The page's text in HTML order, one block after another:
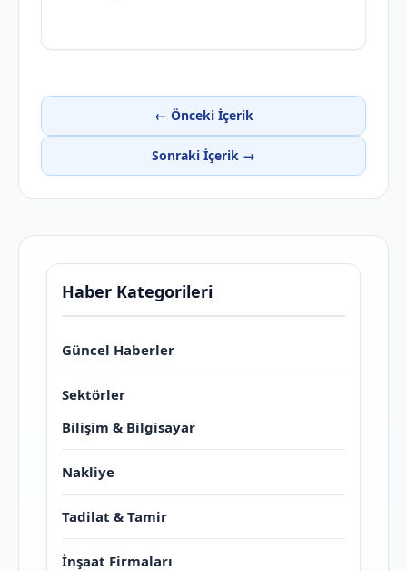
← Önceki İçerik
Sonraki İçerik →
Haber Kategorileri
Güncel Haberler
Sektörler
Bilişim & Bilgisayar
Nakliye
Tadilat & Tamir
İnşaat Firmaları